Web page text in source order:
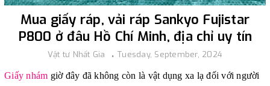
Mua giấy ráp, vải ráp Sankyo Fujistar
P800 ở đâu Hồ Chí Minh, địa chỉ uy tín
Vật tư Nhất Gia Tuesday, September, 2024
Giấy nhám giờ đây đã không còn là vật dụng xa lạ đối với người